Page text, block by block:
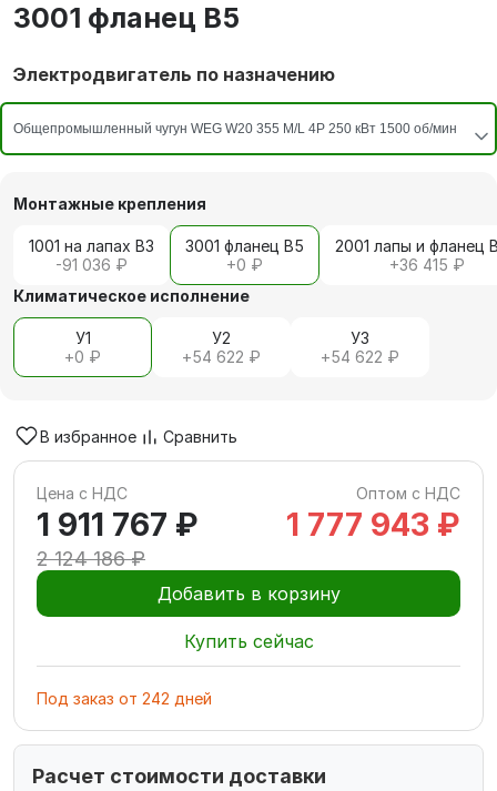
3001 фланец В5
Электродвигатель по назначению
Монтажные крепления
1001 на лапах В3
-91 036 ₽
3001 фланец В5
+0 ₽
2001 лапы и фланец
+36 415 ₽
Климатическое исполнение
У1
+0 ₽
У2
+54 622 ₽
У3
+54 622 ₽
В избранное Сравнить
Цена с НДС Оптом с НДС
1 911 767 ₽
2 124 186 ₽
1 777 943 ₽
Добавить в корзину
Купить сейчас
Под заказ от 242 дней
Расчет стоимости доставки